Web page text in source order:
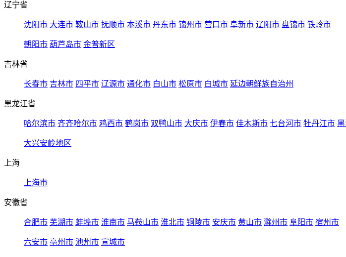
辽宁省
沈阳市 大连市 鞍山市 抚顺市 本溪市 丹东市 锦州市 营口市 阜新市 辽阳市 盘锦市 铁岭市
朝阳市 葫芦岛市 金普新区
吉林省
长春市 吉林市 四平市 辽源市 通化市 白山市 松原市 白城市 延边朝鲜族自治州
黑龙江省
哈尔滨市 齐齐哈尔市 鸡西市 鹤岗市 双鸭山市 大庆市 伊春市 佳木斯市 七台河市 牡丹江市
大兴安岭地区
上海
上海市
安徽省
合肥市 芜湖市 蚌埠市 淮南市 马鞍山市 淮北市 铜陵市 安庆市 黄山市 滁州市 阜阳市 宿州市
六安市 亳州市 池州市 宣城市